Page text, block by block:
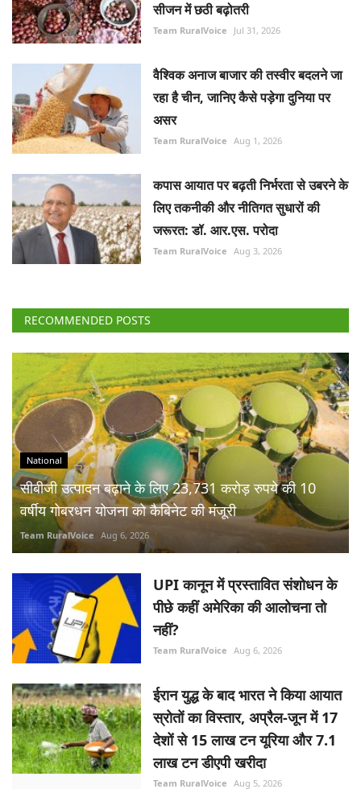
सीजन में छठी बढ़ोतरी
Team RuralVoice Jul 31, 2026
वैश्विक अनाज बाजार की तस्वीर बदलने जा
रहा है चीन, जानिए कैसे पड़ेगा दुनिया पर
असर
Team RuralVoice Aug 1, 2026
कपास आयात पर बढ़ती निर्भरता से उबरने के
लिए तकनीकी और नीतिगत सुधारों की
जरूरत: डॉ. आर.एस. परोदा
Team RuralVoice Aug 3, 2026
RECOMMENDED POSTS
National
सीबीजी उत्पादन बढ़ाने के लिए 23,731 करोड़ रुपये की 10
वर्षीय गोबरधन योजना को कैबिनेट की मंजूरी
Team RuralVoice Aug 6, 2026
UPI कानून में प्रस्तावित संशोधन के
पीछे कहीं अमेरिका की आलोचना तो
नहीं?
Team RuralVoice Aug 6, 2026
ईरान युद्ध के बाद भारत ने किया आयात
स्रोतों का विस्तार, अप्रैल-जून में 17
देशों से 15 लाख टन यूरिया और 7.1
लाख टन डीएपी खरीदा
Team RuralVoice Aug 5, 2026